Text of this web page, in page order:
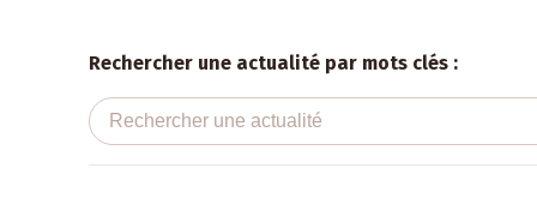
Rechercher une actualité par mots clés :